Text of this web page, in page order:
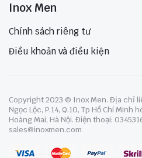
Inox Men
Chính sách riêng tư
Điều khoản và điều kiện
Copyright 2023 © Inox Men. Địa chỉ
Ngọc Lộc, P.14, Q.10, Tp Hồ Chí Minh
Hoàng Mai, Hà Nội. Điện thoại:
sales@inoxmen.com